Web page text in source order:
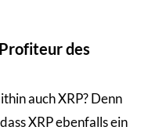
des
auch XRP? Denn
XRP ebenfalls ein